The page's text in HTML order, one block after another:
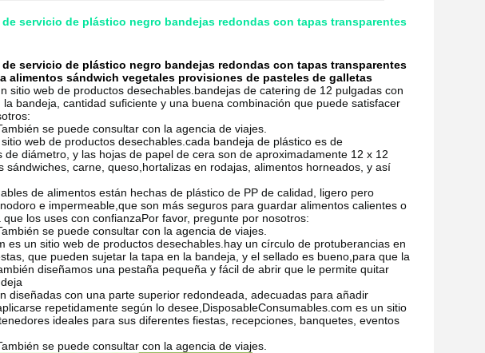
servicio de plástico negro bandejas redondas con tapas transparentes
servicio de plástico negro bandejas redondas con tapas transparentes
alimentos sándwich vegetales provisiones de pasteles de galletas
sitio web de productos desechables. bandejas de catering de 12 pulgadas con
bandeja, cantidad suficiente y una buena combinación que puede satisfacer
se puede consultar con la agencia de viajes.
web de productos desechables. cada bandeja de plástico es de
diámetro, y las hojas de papel de cera son de aproximadamente 12 x 12
carne, queso,hortalizas en rodajas, alimentos horneados, y así
de alimentos están hechas de plástico de PP de calidad, ligero pero
e impermeable,que son más seguros para guardar alimentos calientes o
los uses con confianzaPor favor, pregunte por nosotros:
se puede consultar con la agencia de viajes.
es un sitio web de productos desechables. hay un círculo de protuberancias en
que pueden sujetar la tapa en la bandeja, y el sellado es bueno,para que la
diseñamos una pestaña pequeña y fácil de abrir que le permite quitar
diseñadas con una parte superior redondeada, adecuadas para añadir
repetidamente según lo desee, DisposableConsumables.com es un sitio
ideales para sus diferentes fiestas, recepciones, banquetes, eventos
se puede consultar con la agencia de viajes.